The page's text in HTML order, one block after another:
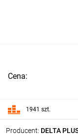
Producent: DELTA
Cena:
1941 szt.